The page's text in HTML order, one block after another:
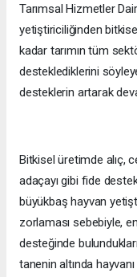
Tarımsal Hizmetler
yetiştiriciliğinden
kadar tarımın tüm
desteklediklerini
desteklerin artarak
Bitkisel üretimde alıç,
adaçayı gibi fide
büyükbaş hayvan
zorlaması sebebiyle,
desteğinde
tanenin altında